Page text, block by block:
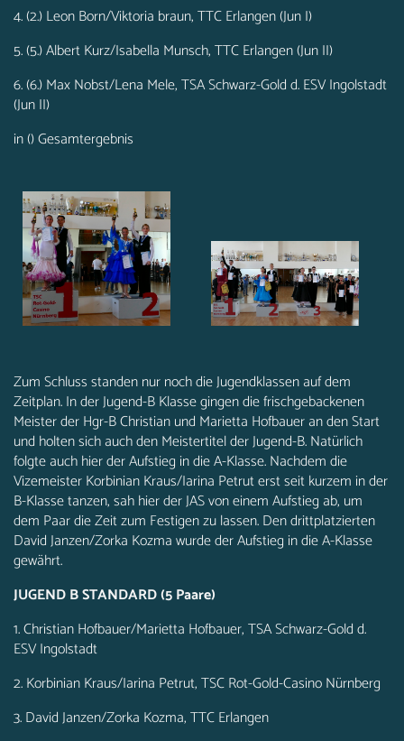
4. (2.) Leon Born/Viktoria braun, TTC Erlangen (Jun I)
5. (5.) Albert Kurz/Isabella Munsch, TTC Erlangen (Jun II)
6. (6.) Max Nobst/Lena Mele, TSA Schwarz-Gold d. ESV Ingolstadt
(Jun II)
in () Gesamtergebnis
Zum Schluss standen nur noch die Jugendklassen auf dem
Zeitplan. In der Jugend-B Klasse gingen die frischgebackenen
Meister der Hgr-B Christian und Marietta Hofbauer an den Start
und holten sich auch den Meistertitel der Jugend-B. Natürlich
folgte auch hier der Aufstieg in die A-Klasse. Nachdem die
Vizemeister Korbinian Kraus/Iarina Petrut erst seit kurzem in der
B-Klasse tanzen, sah hier der JAS von einem Aufstieg ab, um
dem Paar die Zeit zum Festigen zu lassen. Den drittplatzierten
David Janzen/Zorka Kozma wurde der Aufstieg in die A-Klasse
gewährt.
JUGEND B STANDARD (5 Paare)
1. Christian Hofbauer/Marietta Hofbauer, TSA Schwarz-Gold d.
ESV Ingolstadt
2. Korbinian Kraus/Iarina Petrut, TSC Rot-Gold-Casino Nürnberg
3. David Janzen/Zorka Kozma, TTC Erlangen